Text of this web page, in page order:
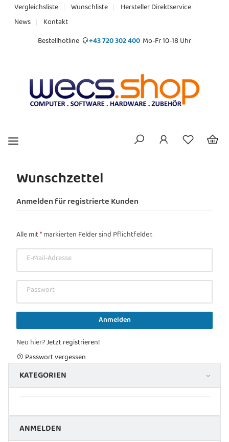
Vergleichsliste Wunschliste
Hersteller Direktservice
News
Kontakt
Bestellhotline
+43 720 302 400 Mo-Fr 10-18 Uhr
Wunschzettel
Anmelden für registrierte Kunden
Alle mit*markierten Felder sind Pflichtfelder.
E-Mail-Adresse
Passwort
Anmelden
Neu hier?Jetzt registrieren!
Passwort vergessen
KATEGORIEN
ANMELDEN